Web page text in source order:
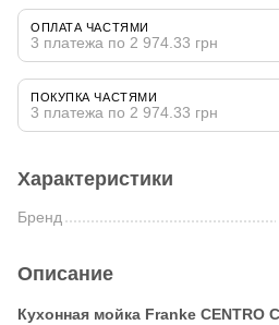
ОПЛАТА ЧАСТЯМИ
3 платежа по 2 974.33 грн
ПОКУПКА ЧАСТЯМИ
3 платежа по 2 974.33 грн
Характеристики
Бренд
Описание
Кухонная мойка Franke CENTRO